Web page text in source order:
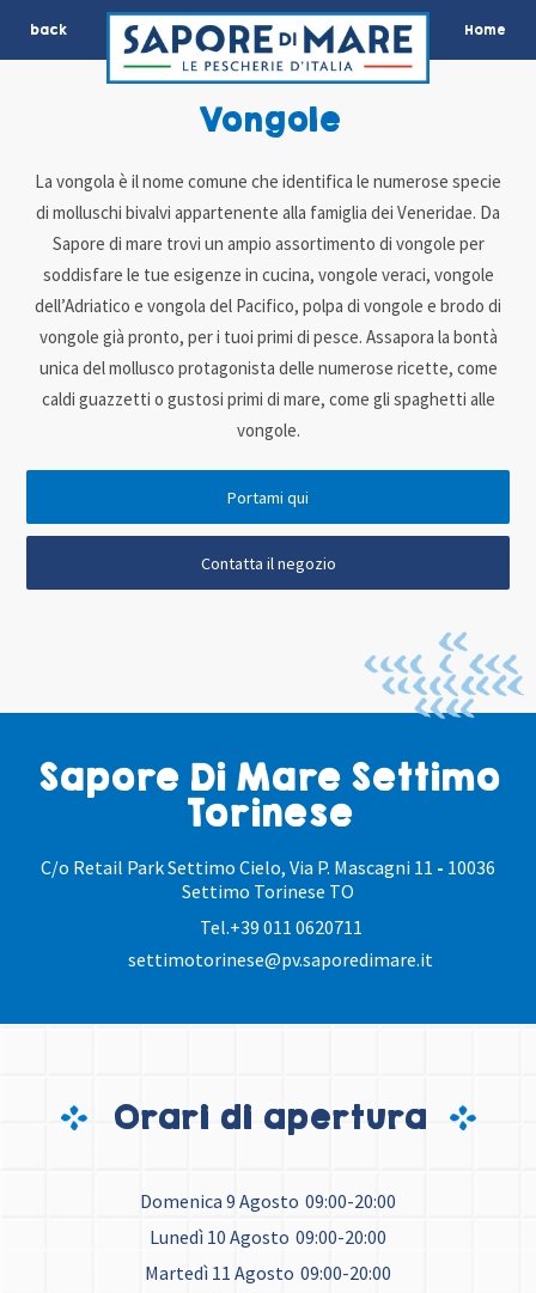
back Home
Sapore Di Mare Settimo
Torinese
C/o Retail Park Settimo Cielo, Via P. Mascagni 11 - 10036
Settimo Torinese TO
Tel.+39 011 0620711
settimotorinese@pv.saporedimare.it
Vongole
La vongola è il nome comune che identifica le numerose specie
di molluschi bivalvi appartenente alla famiglia dei Veneridae. Da
Sapore di mare trovi un ampio assortimento di vongole per
soddisfare le tue esigenze in cucina, vongole veraci, vongole
dell’Adriatico e vongola del Pacifico, polpa di vongole e brodo di
vongole già pronto, per i tuoi primi di pesce. Assapora la bontà
unica del mollusco protagonista delle numerose ricette, come
caldi guazzetti o gustosi primi di mare, come gli spaghetti alle
vongole.
Portami qui
Contatta il negozio
Orari di apertura
Domenica 9 Agosto 09:00-20:00
Lunedì 10 Agosto 09:00-20:00
Martedì 11 Agosto 09:00-20:00